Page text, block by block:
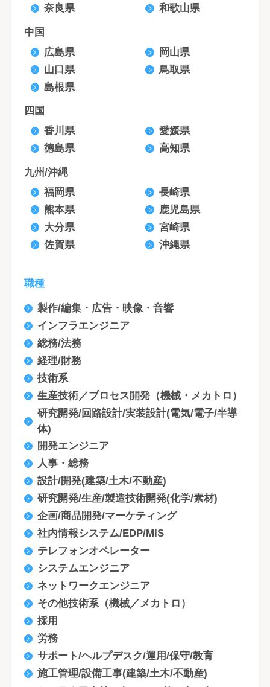
奈良県
和歌山県
中国
広島県
岡山県
山口県
鳥取県
島根県
四国
香川県
愛媛県
徳島県
高知県
九州/沖縄
福岡県
長崎県
熊本県
鹿児島県
大分県
宮崎県
佐賀県
沖縄県
職種
製作/編集・広告・映像・音響
インフラエンジニア
総務/法務
経理/財務
技術系
生産技術／プロセス開発（機械・メカトロ）
研究開発/回路設計/実装設計(電気/電子/半導
体)
開発エンジニア
人事・総務
設計/開発(建築/土木/不動産)
研究開発/生産/製造技術開発(化学/素材)
企画/商品開発/マーケティング
社内情報システム/EDP/MIS
テレフォンオペレーター
システムエンジニア
ネットワークエンジニア
その他技術系（機械／メカトロ）
採用
労務
サポート/ヘルプデスク/運用/保守/教育
施工管理/設備工事(建築/土木/不動産)